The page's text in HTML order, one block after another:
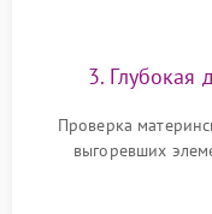
3. Глубокая
Проверка
выгоревших
тестирование
всасывания. Оценка